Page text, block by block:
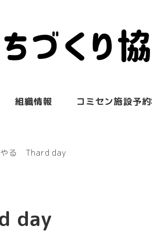
組織情報 コミセン施設予
やる Thard day
day